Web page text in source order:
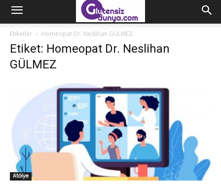
Etiketler Homeopat Dr. Neslihan GÜLMEZ
Etiket: Homeopat Dr. Neslihan
GÜLMEZ
Atölye